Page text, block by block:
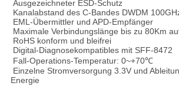
Ausgezeichneter ESD-Schutz
Kanalabstand des C-Bandes DWDM
EML-Übermittler und APD-Empfänger
Maximale Verbindungslänge bis zu 80Km
RoHS konform und bleifrei
Digital-Diagnosekompatibles mit SFF-8472
Fall-Operations-Temperatur: 0~+70℃
Einzelne Stromversorgung 3.3V und
Energie